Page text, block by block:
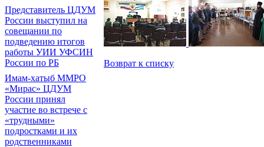
Представитель ЦДУМ
России выступил на
совещании по
подведению итогов
работы УИИ УФСИН
России по РБ
Имам-хатыб ММРО
«Мирас» ЦДУМ
России принял
участие во встрече с
«трудными»
подростками и их
родственниками
Возврат к списку